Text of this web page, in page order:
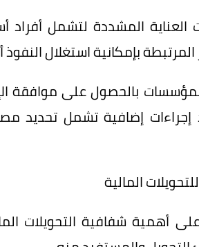
المشددة لتشمل أفراد
بإمكانية استغلال النفوذ
بالحصول على موافقة
إجراءات إضافية تشمل تحديد
المالية
أهمية شفافية التحويلات